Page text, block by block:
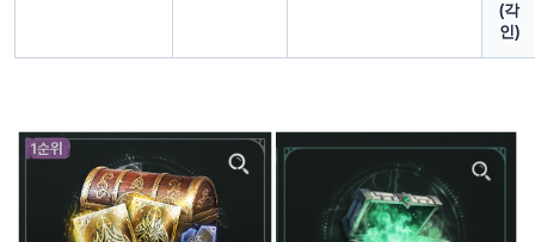
(각
인)